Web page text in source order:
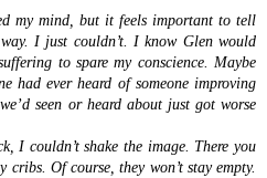
my mind, but it feels important to tell
I just couldn’t. I know Glen would
to spare my conscience. Maybe
had ever heard of someone improving
seen or heard about just got worse
I couldn’t shake the image. There you
cribs. Of course, they won’t stay empty.